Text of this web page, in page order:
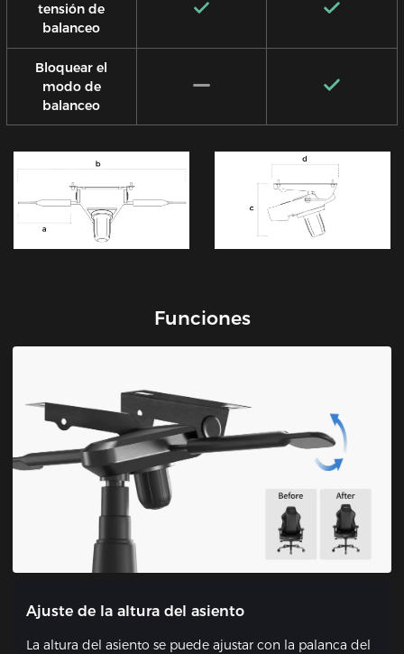
tensión de
balanceo
Bloquear el
modo de
balanceo
Funciones
Ajuste de la altura del asiento
La altura del asiento se puede ajustar con la palanca del